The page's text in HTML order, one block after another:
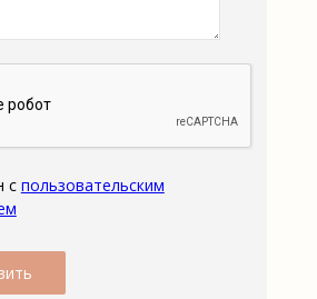
с пользовательским